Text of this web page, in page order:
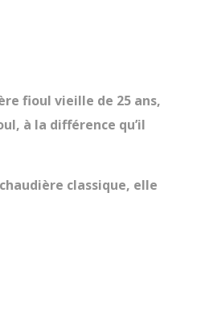
fioul vieille de 25 ans,
à la différence qu’il
classique, elle